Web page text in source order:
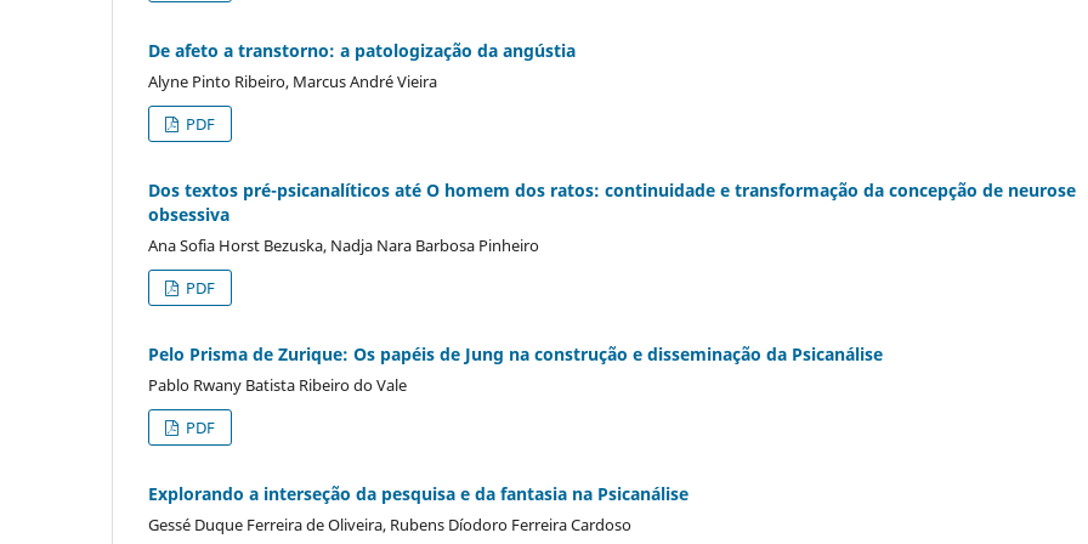
De afeto a transtorno: a patologização da angústia
Alyne Pinto Ribeiro, Marcus André Vieira
PDF
Dos textos pré-psicanalíticos até O homem dos ratos: continuidade e transformação da concepção de neurose
obsessiva
Ana Sofia Horst Bezuska, Nadja Nara Barbosa Pinheiro
PDF
Pelo Prisma de Zurique: Os papéis de Jung na construção e disseminação da Psicanálise
Pablo Rwany Batista Ribeiro do Vale
PDF
Explorando a interseção da pesquisa e da fantasia na Psicanálise
Gessé Duque Ferreira de Oliveira, Rubens Díodoro Ferreira Cardoso